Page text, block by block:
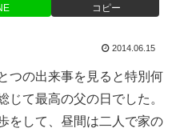
コピー
2014.06.15
つの出来事を見ると特別何
じて最高の父の日でした。
をして、昼間は二人で家の